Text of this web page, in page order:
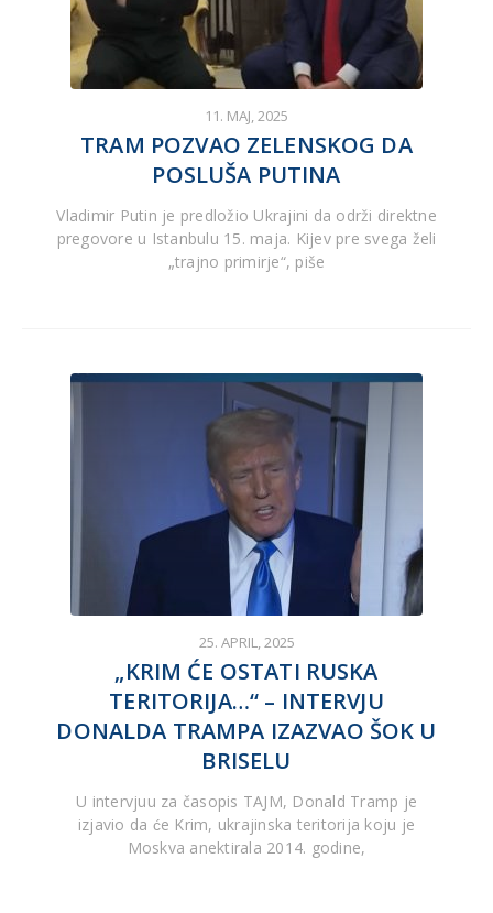
11. MAJ, 2025
TRAM POZVAO ZELENSKOG DA
POSLUŠA PUTINA
Vladimir Putin je predložio Ukrajini da održi direktne
pregovore u Istanbulu 15. maja. Kijev pre svega želi
„trajno primirje“, piše
25. APRIL, 2025
„KRIM ĆE OSTATI RUSKA
TERITORIJA…“ – INTERVJU
DONALDA TRAMPA IZAZVAO ŠOK U
BRISELU
U intervjuu za časopis TAJM, Donald Tramp je
izjavio da će Krim, ukrajinska teritorija koju je
Moskva anektirala 2014. godine,